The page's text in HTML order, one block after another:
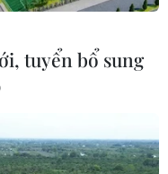
tuyển bổ sung